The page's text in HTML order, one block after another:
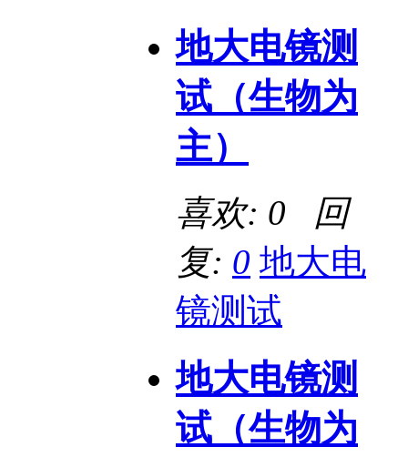
地大电镜测
试（生物为
主）
喜欢: 0 回
复: 0 地大电
镜测试
地大电镜测
试（生物为